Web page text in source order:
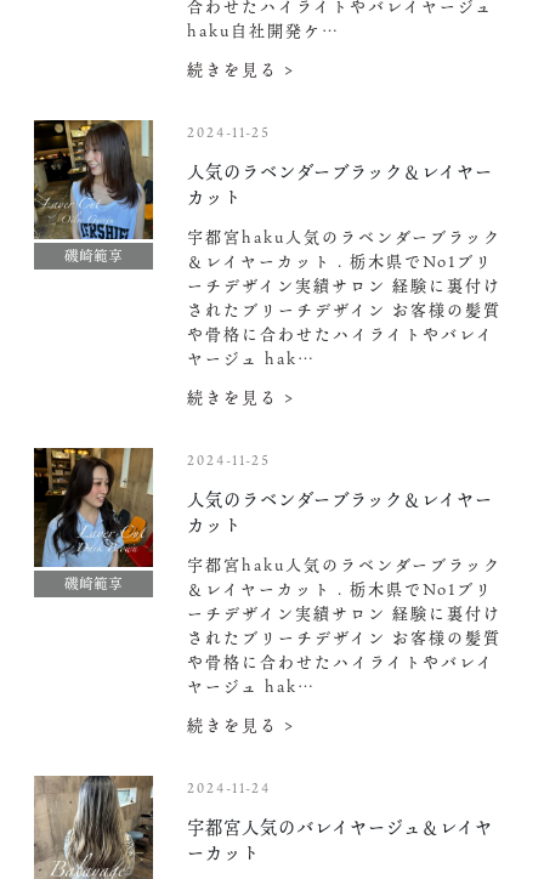
合わせたハイライトやバレイヤージュ
haku自社開発ケ…
続きを見る >
磯崎範享
2024-11-25
人気のラベンダーブラック＆レイヤー
カット
宇都宮haku人気のラベンダーブラック
＆レイヤーカット . 栃木県でNo1ブリ
ーチデザイン実績サロン 経験に裏付け
されたブリーチデザイン お客様の髪質
や骨格に合わせたハイライトやバレイ
ヤージュ hak…
続きを見る >
磯崎範享
2024-11-25
人気のラベンダーブラック＆レイヤー
カット
宇都宮haku人気のラベンダーブラック
＆レイヤーカット . 栃木県でNo1ブリ
ーチデザイン実績サロン 経験に裏付け
されたブリーチデザイン お客様の髪質
や骨格に合わせたハイライトやバレイ
ヤージュ hak…
続きを見る >
2024-11-24
宇都宮人気のバレイヤージュ＆レイヤ
ーカット